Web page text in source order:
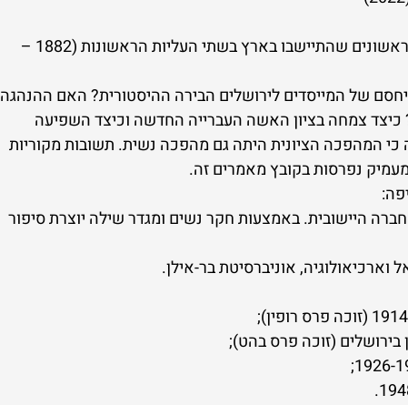
מה היו מטרותיהם ומה היה ייחודם של החלוצים הראשונים שהתיישבו בארץ בשתי העליות הראשונות (1882 –
של המייסדים לירושלים הבירה ההיסטורית? האם ההנהגה
צמחה בציון האשה העברייה החדשה וכיצד השפיעה
המהפכה הציונית היתה גם מהפכה נשית. תשובות מקוריות
נפרסות בקובץ מאמרים זה.
היישובית. באמצעות חקר נשים ומגדר שילה יוצרת סיפור
אוניברסיטת בר-אילן.
בירושלים (זוכה פרס בהט);